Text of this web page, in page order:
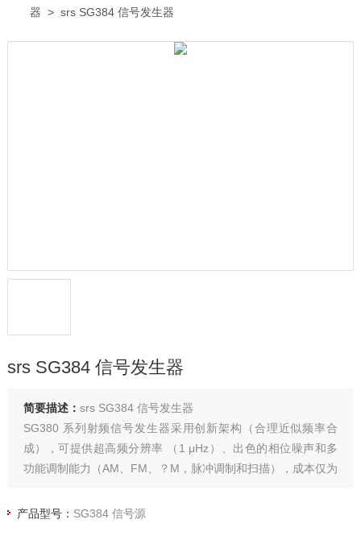
器
> srs SG384 信号发生器
srs SG384 信号发生器
简要描述： srs SG384 信号发生器
SG380 系列射频信号发生器采用创新架构（合理近似频率合
成），可提供超高频分辨率 （1 μHz）、出色的相位噪声和多
功能调制能力（AM、FM、？M，脉冲调制和扫描），成本仅为
产品型号： SG384 信号源